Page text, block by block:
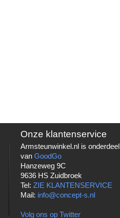
Onze klantenservice
Armsteunwinkel.nl is onderdeel
vanGoodGo
Hanzeweg 9C
9636 HS Zuidbroek
Tel:ZIE KLANTENSERVICE
Mail: info@concept-s.nl
Volg ons op Twitter